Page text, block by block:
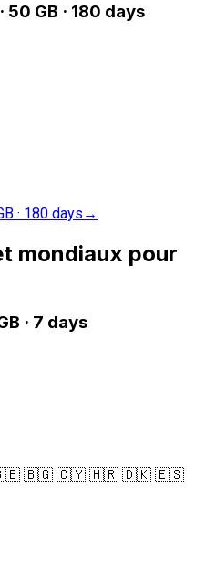
50 GB · 180 days
· 180 days →
mondiaux pour
· 7 days
🇧🇬 🇨🇾 🇭🇷 🇩🇰 🇪🇸